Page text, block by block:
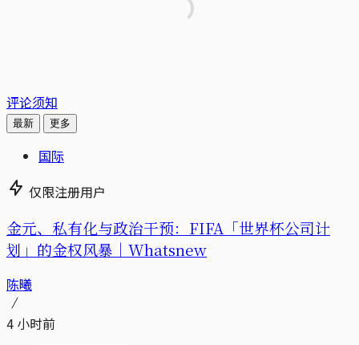
评论须知
最新 更多
国际
仅限注册用户
金元、私有化与政治干预：FIFA「世界杯公司计
划」的金权风暴｜Whatsnew
陈曦
4 小时前